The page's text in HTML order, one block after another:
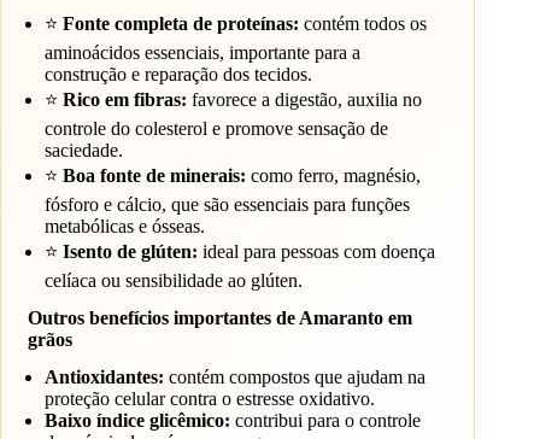
⭐Fonte completa de proteínas: contém todos os
aminoácidos essenciais, importante para a
construção e reparação dos tecidos.
⭐Rico em fibras: favorece a digestão, auxilia no
controle do colesterol e promove sensação de
saciedade.
⭐Boa fonte de minerais: como ferro, magnésio,
fósforo e cálcio, que são essenciais para funções
metabólicas e ósseas.
⭐Isento de glúten: ideal para pessoas com doença
celíaca ou sensibilidade ao glúten.
Outros benefícios importantes de Amaranto em
grãos
Antioxidantes: contém compostos que ajudam na
proteção celular contra o estresse oxidativo.
Baixo índice glicêmico: contribui para o controle